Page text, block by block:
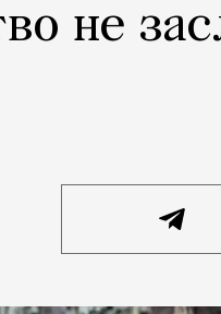
не